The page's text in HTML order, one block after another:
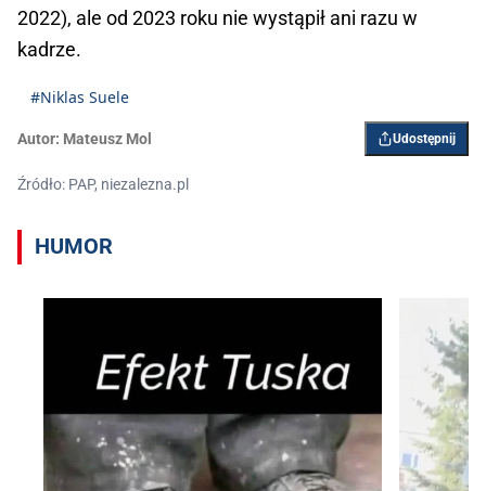
2022), ale od 2023 roku nie wystąpił ani razu w
kadrze.
#Niklas Suele
Autor: Mateusz Mol Udostępnij
Źródło: PAP, niezalezna.pl
HUMOR